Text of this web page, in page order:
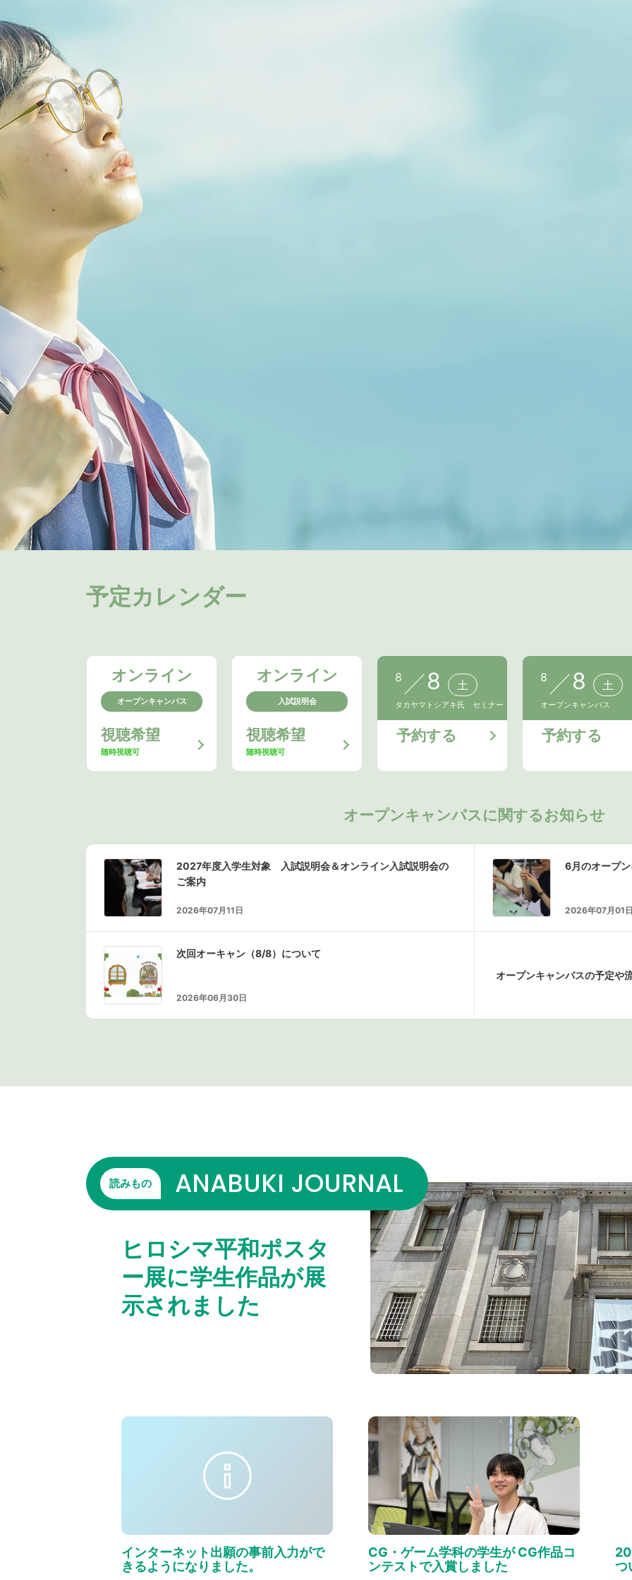
予定カレンダー
オンライン
オープンキャンパス
視聴希望
随時視聴可
オンライン
入試説明会
視聴希望
随時視聴可
8 8 土
タカヤマトシアキ氏 セミナー
予約する
8 8 土
オープンキャンパス
予約する
オープンキャンパスに関するお知らせ
2027年度入学生対象 入試説明会＆オンライン入試説明会の
ご案内
2026年07月11日
6月のオープ
2026年07月01
次回オーキャン（8/8）について
2026年06月30日
オープンキャンパスの予定や
読みもの ANABUKI JOURNAL
ヒロシマ平和ポスタ
ー展に学生作品が展
示されました
インターネット出願の事前入力がで
きるようになりました。
CG・ゲーム学科の学生が CG作品コ
ンテストで入賞しました
つ